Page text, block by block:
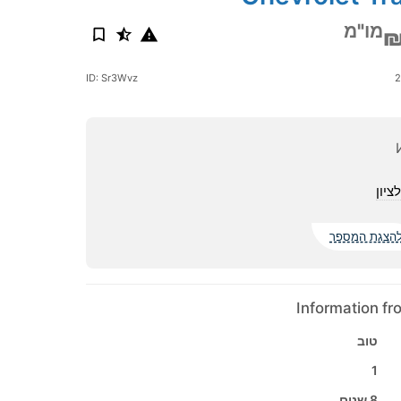
מו"מ
ID: Sr3Wvz
המספר
Information
טוב
1